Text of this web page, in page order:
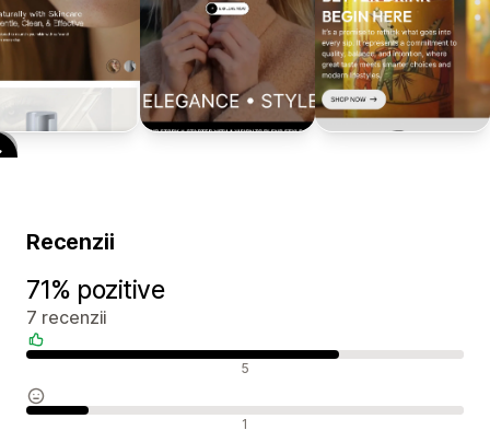
Recenzii
71% pozitive
7 recenzii
5
1